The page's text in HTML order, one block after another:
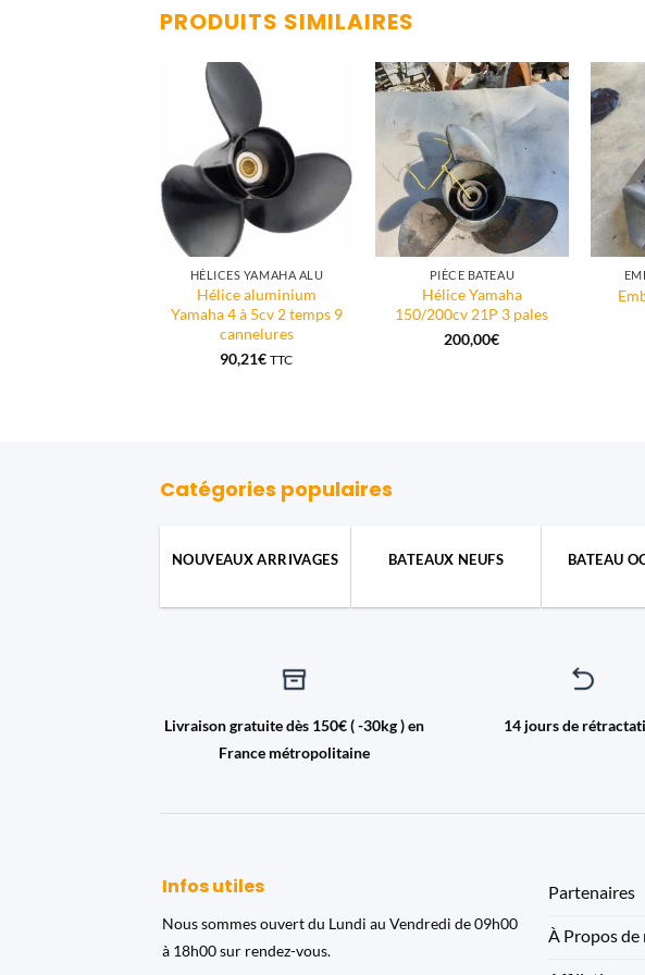
PRODUITS SIMILAIRES
HÉLICES YAMAHA ALU
Hélice aluminium
Yamaha 4 à 5cv 2 temps 9
cannelures
90,21€ TTC
PIÈCE BATEAU
Hélice Yamaha
150/200cv 21P 3 pales
200,00€
Catégories populaires
NOUVEAUX ARRIVAGES BATEAUX NEUFS BATEAU
Livraison gratuite dès 150€ ( -30kg ) en
France métropolitaine
14 jours de
Infos utiles
Nous sommes ouvert du Lundi au Vendredi de 09h00
à 18h00 sur rendez-vous.
Partenaires
À Propos de